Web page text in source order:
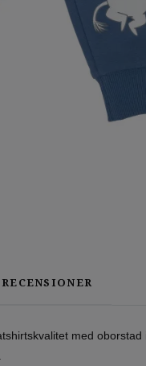
RECENSIONER
med